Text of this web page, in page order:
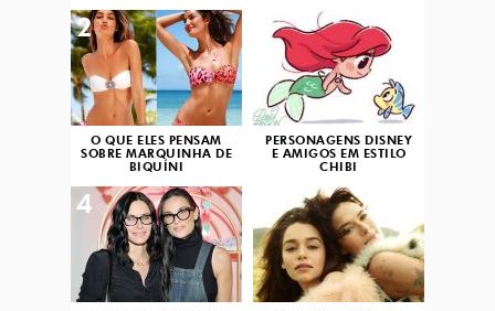
O QUE ELES PENSAM
SOBRE MARQUINHA DE
BIQUÍNI
2
PERSONAGENS DISNEY
E AMIGOS EM ESTILO
CHIBI
3
4